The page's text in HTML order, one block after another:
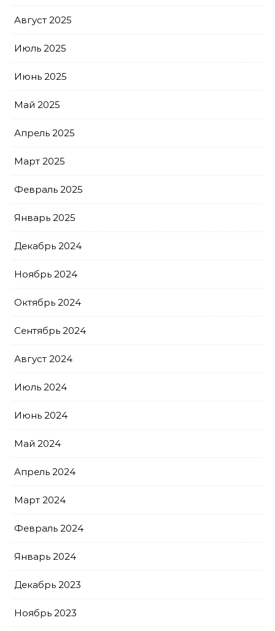
Август 2025
Июль 2025
Июнь 2025
Май 2025
Апрель 2025
Март 2025
Февраль 2025
Январь 2025
Декабрь 2024
Ноябрь 2024
Октябрь 2024
Сентябрь 2024
Август 2024
Июль 2024
Июнь 2024
Май 2024
Апрель 2024
Март 2024
Февраль 2024
Январь 2024
Декабрь 2023
Ноябрь 2023